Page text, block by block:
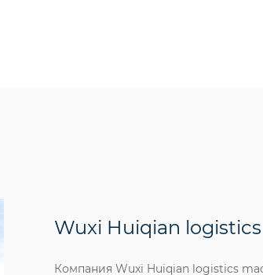
Wuxi Huiqian
Компания Wuxi Huiqian logistics